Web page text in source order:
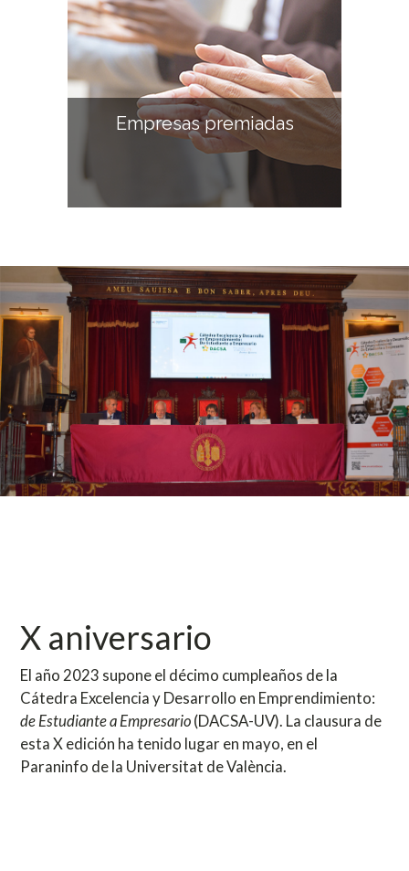
Empresas premiadas
X aniversario
El año 2023 supone el décimo cumpleaños de la
Cátedra Excelencia y Desarrollo en Emprendimiento:
de Estudiante a Empresario(DACSA-UV). La clausura de
esta X edición ha tenido lugar en mayo, en el
Paraninfo de la Universitat de València.